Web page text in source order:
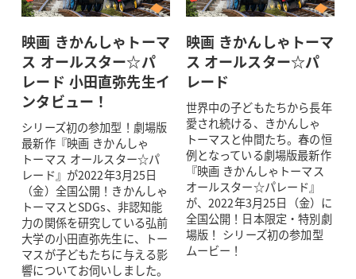
映画 きかんしゃトーマ
ス オールスター☆パ
レード 小田直弥先生イ
ンタビュー！
シリーズ初の参加型！劇場版
最新作『映画 きかんしゃ
トーマス オールスター☆パ
レード』が2022年3月25日
（金）全国公開！きかんしゃ
トーマスとSDGs、非認知能
力の関係を研究している弘前
大学の小田直弥先生に、トー
マスが子どもたちに与える影
響についてお伺いしました。
映画 きかんしゃトーマ
ス オールスター☆パ
レード
世界中の子どもたちから長年
愛され続ける、きかんしゃ
トーマスと仲間たち。春の恒
例となっている劇場版最新作
『映画 きかんしゃトーマス
オールスター☆パレード』
が、2022年3月25日（金）に
全国公開！日本限定・特別劇
場版！ シリーズ初の参加型
ムービー！